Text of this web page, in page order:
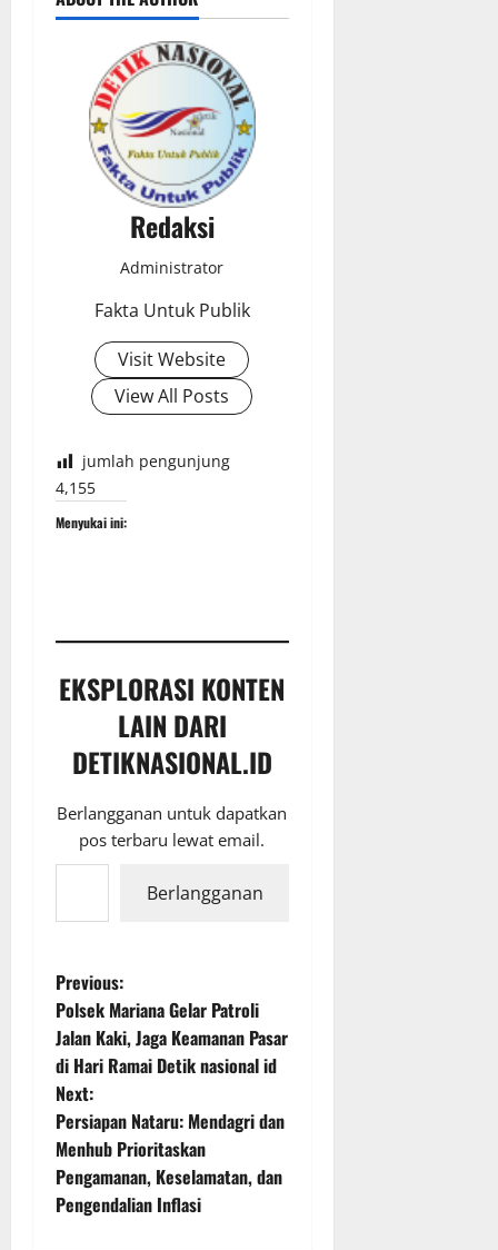
Redaksi
Administrator
Fakta Untuk Publik
Visit Website
View All Posts
jumlah pengunjung
4,155
Menyukai ini:
EKSPLORASI KONTEN
LAIN DARI
DETIKNASIONAL.ID
Berlangganan untuk dapatkan
pos terbaru lewat email.
Ketikkan email Anda...
Berlangganan
P
o
s
t
n
a
Previous:
Polsek Mariana Gelar Patroli
Jalan Kaki, Jaga Keamanan Pasar
di Hari Ramai Detik nasional id
Next:
Persiapan Nataru: Mendagri dan
Menhub Prioritaskan
Pengamanan, Keselamatan, dan
Pengendalian Inflasi